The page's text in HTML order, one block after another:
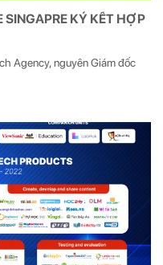
SINGAPRE KÝ KẾT HỢP
Agency, nguyên Giám đốc